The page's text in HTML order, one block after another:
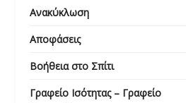
Ανακύκλωση
Αποφάσεις
Βοήθεια στο Σπίτι
Γραφείο Ισότητας – Γραφείο